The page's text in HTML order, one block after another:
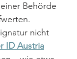
Behörde
nicht
ID Austria